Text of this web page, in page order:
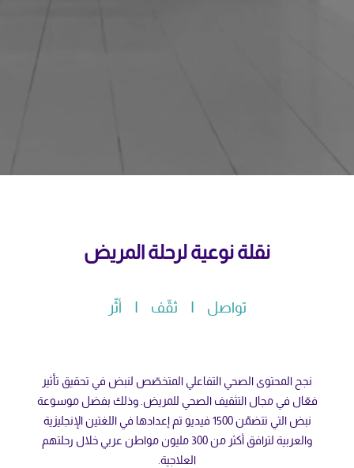
نقلة نوعية لرحلة المريض
تواصل I ثقّف I أثّر
نجح المحتوى الصحي التفاعلي المتخصّص لنبض في تحقيق تأثير
فعّال في مجال التثقيف الصحي للمريض. وذلك بفضل موسوعة
نبض التي تتضمّن 1500 فيديو تم إعدادها في اللغتين الإنجليزية
والعربية لترافق أكثر من 300 مليون مواطن عربي خلال رحلتهم
العلاجية.